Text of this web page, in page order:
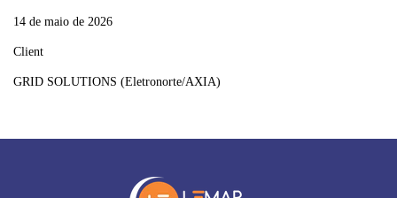
14 de maio de 2026
Client
GRID SOLUTIONS (Eletronorte/AXIA)